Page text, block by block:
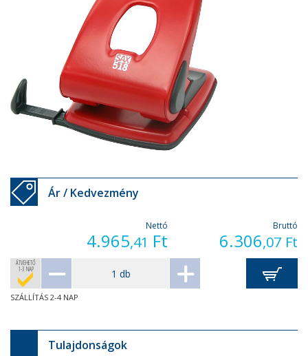
Ár / Kedvezmény
Nettó
4.965,41 Ft
Bruttó
6.306,07 Ft
ÁTVEHETŐ
1-3 NAP
SZÁLLÍTÁS 2-4 NAP
Tulajdonságok